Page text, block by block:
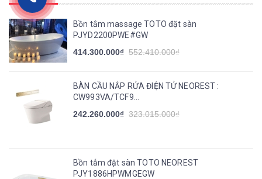
Bồn tắm massage TOTO đặt sàn
PJYD2200PWE#GW
414.300.000₫ 552.410.000₫
BÀN CẦU NẮP RỬA ĐIỆN TỬ NEOREST :
CW993VA/TCF9...
242.260.000₫ 323.015.000₫
Bồn tắm đặt sàn TOTO NEOREST
PJY1886HPWMGEGW